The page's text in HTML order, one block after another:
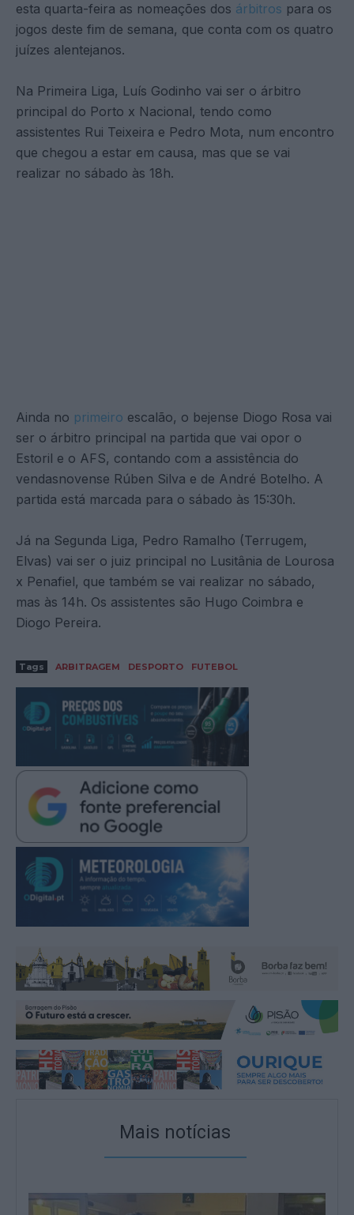
esta quarta-feira as nomeações dos árbitros para os
jogos deste fim de semana, que conta com os quatro
juízes alentejanos.
Na Primeira Liga, Luís Godinho vai ser o árbitro
principal do Porto x Nacional, tendo como
assistentes Rui Teixeira e Pedro Mota, num encontro
que chegou a estar em causa, mas que se vai
realizar no sábado às 18h.
Ainda no primeiro escalão, o bejense Diogo Rosa vai
ser o árbitro principal na partida que vai opor o
Estoril e o AFS, contando com a assistência do
vendasnovense Rúben Silva e de André Botelho. A
partida está marcada para o sábado às 15:30h.
Já na Segunda Liga, Pedro Ramalho (Terrugem,
Elvas) vai ser o juiz principal no Lusitânia de Lourosa
x Penafiel, que também se vai realizar no sábado,
mas às 14h. Os assistentes são Hugo Coimbra e
Diogo Pereira.
Tags ARBITRAGEM DESPORTO FUTEBOL
Mais notícias